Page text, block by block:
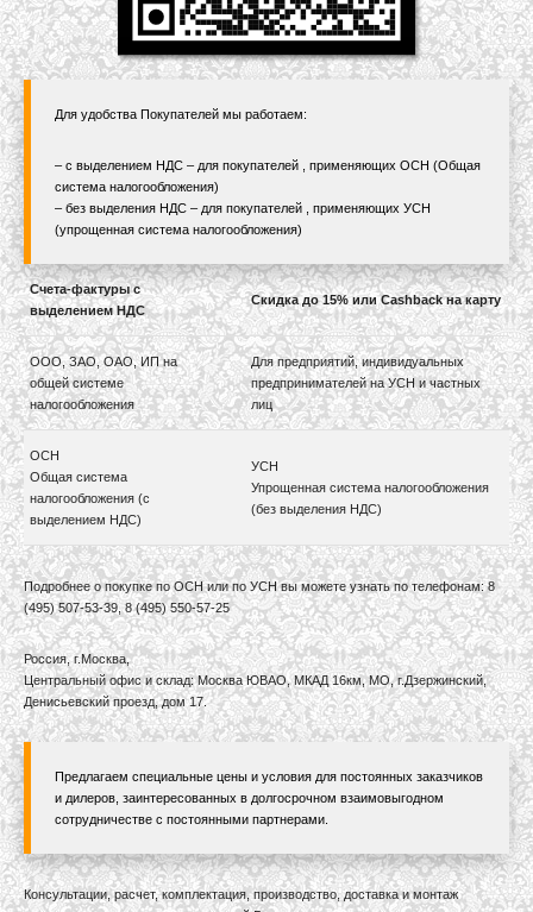
Для удобства Покупателей мы работаем:
– с выделением НДС – для покупателей , применяющих ОСН (Общая
система налогообложения)
– без выделения НДС – для покупателей , применяющих УСН
(упрощенная система налогообложения)
Счета-фактуры с
выделением НДС
Скидка до 15% или Cashback на карту
ООО, ЗАО, ОАО, ИП на
общей системе
налогообложения
Для предприятий, индивидуальных
предпринимателей на УСН и частных
лиц
ОСН
Общая система
налогообложения (с
выделением НДС)
УСН
Упрощенная система налогообложения
(без выделения НДС)
Подробнее о покупке по ОСН или по УСН вы можете узнать по телефонам: 8
(495) 507-53-39, 8 (495) 550-57-25
Россия, г.Москва,
Центральный офис и склад: Москва ЮВАО, МКАД 16км, МО, г.Дзержинский,
Денисьевский проезд, дом 17.
Предлагаем специальные цены и условия для постоянных заказчиков
и дилеров, заинтересованных в долгосрочном взаимовыгодном
сотрудничестве с постоянными партнерами.
Консультации, расчет, комплектация, производство, доставка и монтаж